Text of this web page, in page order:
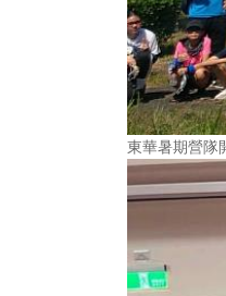
東華暑期營隊